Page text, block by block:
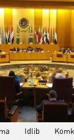
Idlib